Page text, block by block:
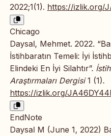
2022;1(1). https://izlik.org/
Chicago
Daysal, Mehmet. 2022.
İstihbaratın Temeli: İyi
Elindeki En İyi Silahtır”.
Araştırmaları Dergisi1 (1).
https://izlik.org/
EndNote
Daysal M (June 1, 2022)